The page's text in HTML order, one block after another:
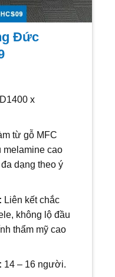
Đức
x
từ gỗ MFC
melamine cao
dạng theo ý
Liên kết chắc
không lộ đầu
thẩm mỹ cao
14 – 16 người.